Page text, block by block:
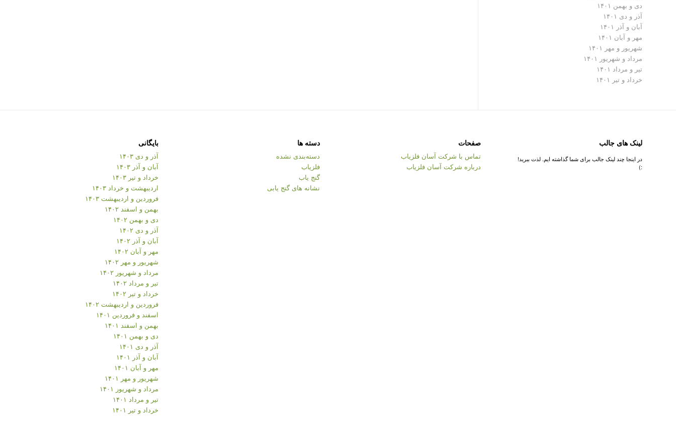
دی و بهمن ۱۴۰۱
آذر و دی ۱۴۰۱
آبان و آذر ۱۴۰۱
مهر و آبان ۱۴۰۱
شهریور و مهر ۱۴۰۱
مرداد و شهریور ۱۴۰۱
تیر و مرداد ۱۴۰۱
خرداد و تیر ۱۴۰۱
لینک های جالب
در اینجا چند لینک جالب برای شما گذاشته ایم. لذت ببرید!
:)
صفحات
تماس با شرکت آسان فلزیاب
درباره شرکت آسان فلزیاب
دسته ها
دسته‌بندی نشده
فلزیاب
گنج یاب
نشانه های گنج یابی
بایگانی
آذر و دی ۱۴۰۳
آبان و آذر ۱۴۰۳
خرداد و تیر ۱۴۰۳
اردیبهشت و خرداد ۱۴۰۳
فروردین و اردیبهشت ۱۴۰۳
بهمن و اسفند ۱۴۰۲
دی و بهمن ۱۴۰۲
آذر و دی ۱۴۰۲
آبان و آذر ۱۴۰۲
مهر و آبان ۱۴۰۲
شهریور و مهر ۱۴۰۲
مرداد و شهریور ۱۴۰۲
تیر و مرداد ۱۴۰۲
خرداد و تیر ۱۴۰۲
فروردین و اردیبهشت ۱۴۰۲
اسفند و فروردین ۱۴۰۱
بهمن و اسفند ۱۴۰۱
دی و بهمن ۱۴۰۱
آذر و دی ۱۴۰۱
آبان و آذر ۱۴۰۱
مهر و آبان ۱۴۰۱
شهریور و مهر ۱۴۰۱
مرداد و شهریور ۱۴۰۱
تیر و مرداد ۱۴۰۱
خرداد و تیر ۱۴۰۱